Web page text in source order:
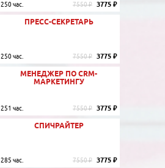
250 час. 7550 ₽ 3775 ₽
ПРЕСС-СЕКРЕТАРЬ
250 час. 7550 ₽ 3775 ₽
МЕНЕДЖЕР ПО CRM-
МАРКЕТИНГУ
251 час. 7550 ₽ 3775 ₽
СПИЧРАЙТЕР
285 час. 7550 ₽ 3775 ₽